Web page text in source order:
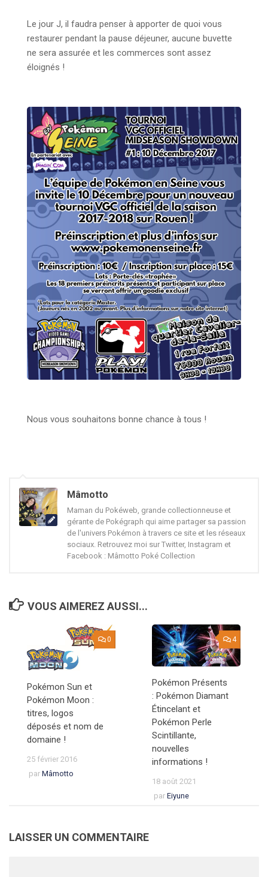
Le jour J, il faudra penser à apporter de quoi vous
restaurer pendant la pause déjeuner, aucune buvette
ne sera assurée et les commerces sont assez
éloignés !
Nous vous souhaitons bonne chance à tous !
Mâmotto
Maman du Pokéweb, grande collectionneuse et
gérante de Pokégraph qui aime partager sa passion
de l'univers Pokémon à travers ce site et les réseaux
sociaux. Retrouvez moi sur Twitter, Instagram et
Facebook : Mâmotto Poké Collection
VOUS AIMEREZ AUSSI...
0
Pokémon Sun et
Pokémon Moon :
titres, logos
déposés et nom de
domaine !
25 février 2016
par Mâmotto
4
Pokémon Présents
: Pokémon Diamant
Étincelant et
Pokémon Perle
Scintillante,
nouvelles
informations !
18 août 2021
par Eiyune
LAISSER UN COMMENTAIRE